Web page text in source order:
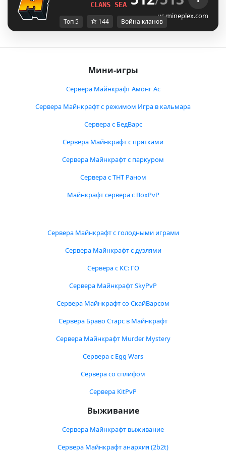
CLANS SEASON 1 LIVE NOW!
us.mineplex.com
Топ 5 144 Война кланов
Мини-игры
Сервера Майнкрафт Амонг Ас
Сервера Майнкрафт с режимом Игра в кальмара
Сервера с БедВарс
Сервера Майнкрафт с прятками
Сервера Майнкрафт с паркуром
Сервера с ТНТ Раном
Майнкрафт сервера с BoxPvP
Сервера Майнкрафт с голодными играми
Сервера Майнкрафт с дуэлями
Сервера с КС: ГО
Сервера Майнкрафт SkyPvP
Сервера Майнкрафт со СкайВарсом
Сервера Браво Старс в Майнкрафт
Сервера Майнкрафт Murder Mystery
Сервера с Egg Wars
Сервера со сплифом
Сервера KitPvP
Выживание
Сервера Майнкрафт выживание
Сервера Майнкрафт анархия (2b2t)